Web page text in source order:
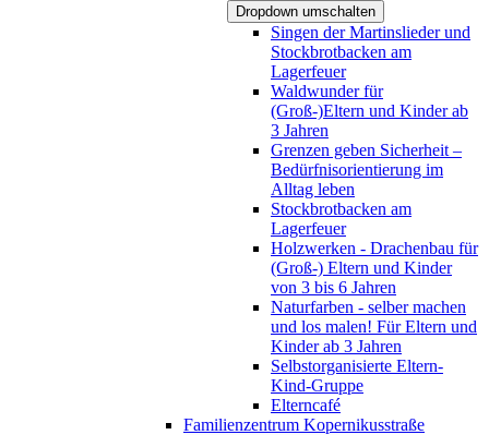
Dropdown umschalten
Singen der Martinslieder und
Stockbrotbacken am
Lagerfeuer
Waldwunder für
(Groß-)Eltern und Kinder ab
3 Jahren
Grenzen geben Sicherheit –
Bedürfnisorientierung im
Alltag leben
Stockbrotbacken am
Lagerfeuer
Holzwerken - Drachenbau für
(Groß-) Eltern und Kinder
von 3 bis 6 Jahren
Naturfarben - selber machen
und los malen! Für Eltern und
Kinder ab 3 Jahren
Selbstorganisierte Eltern-
Kind-Gruppe
Elterncafé
Familienzentrum Kopernikusstraße